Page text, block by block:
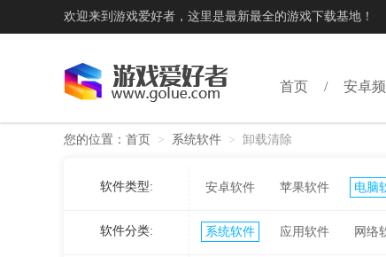
欢迎来到游戏爱好者，这里是最新最全的游戏下载基地！
首页 安卓
您的位置： 首页 > 系统软件 > 卸载清除
软件类型: 安卓软件 苹果软件 电脑
软件分类: 系统软件 应用软件 网络